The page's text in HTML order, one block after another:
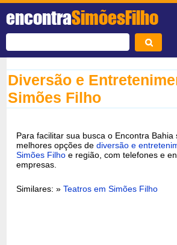
encontraSimõesFilho
Diversão e
Simões Filho
Para facilitar sua busca o Encontra Bahia
melhores opções dediversão e
Simões Filho e região, com telefones e
empresas.
Similares: »Teatros em Simões Filho